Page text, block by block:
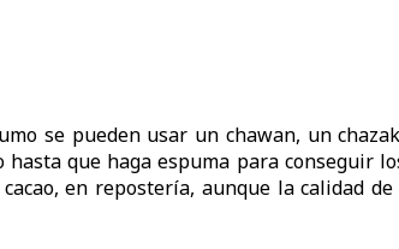
se pueden usar un chawan, un
que haga espuma para conseguir
en repostería, aunque la calidad